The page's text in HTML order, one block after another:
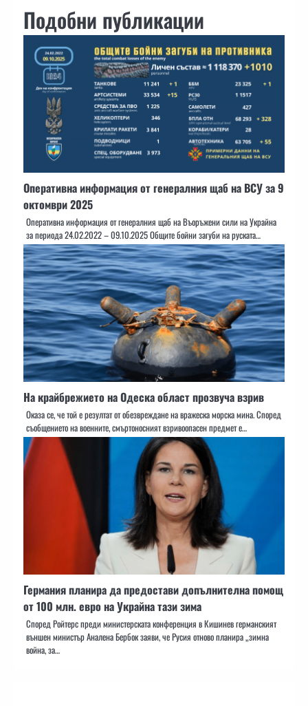
Подобни публикации
Оперативна информация от генералния щаб на ВСУ за 9
октомври 2025
Оперативна информация от генералния щаб на Въоръжени сили на Украйна
за периода 24.02.2022 – 09.10.2025 Общите бойни загуби на руската…
На крайбрежието на Одеска област прозвуча взрив
Оказа се, че той е резултат от обезвреждане на вражеска морска мина. Според
съобщението на военните, смъртоносният взривоопасен предмет е…
Германия планира да предостави допълнителна помощ
от 100 млн. евро на Украйна тази зима
Според Ройтерс преди министерската конференция в Кишинев германският
външен министър Аналена Бербок заяви, че Русия отново планира „зимна
война, за…